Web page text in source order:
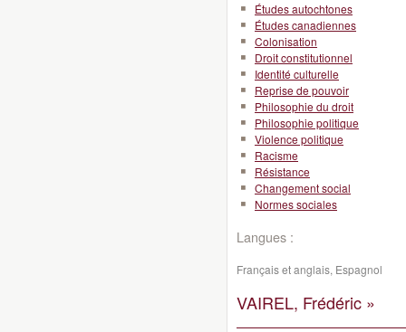
Études autochtones
Études canadiennes
Colonisation
Droit constitutionnel
Identité culturelle
Reprise de pouvoir
Philosophie du droit
Philosophie politique
Violence politique
Racisme
Résistance
Changement social
Normes sociales
Langues :
Français et anglais, Espagnol
VAIREL, Frédéric »